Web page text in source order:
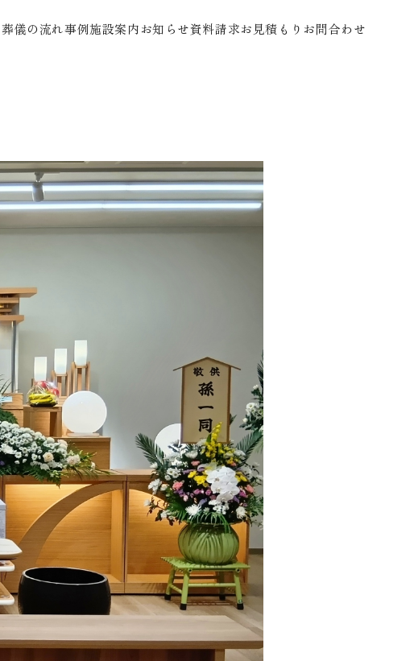
葬儀の流れ事例施設案内 お知らせ資料請求お見積もり お問合わせ